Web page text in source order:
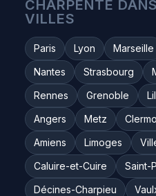
CHARPENTE
VILLES
Paris Lyon Marseille
Nantes
Strasbourg
Rennes
Grenoble
Angers
Metz
Amiens
Limoges
Caluire-et-Cuire
Saint-
Décines-Charpieu